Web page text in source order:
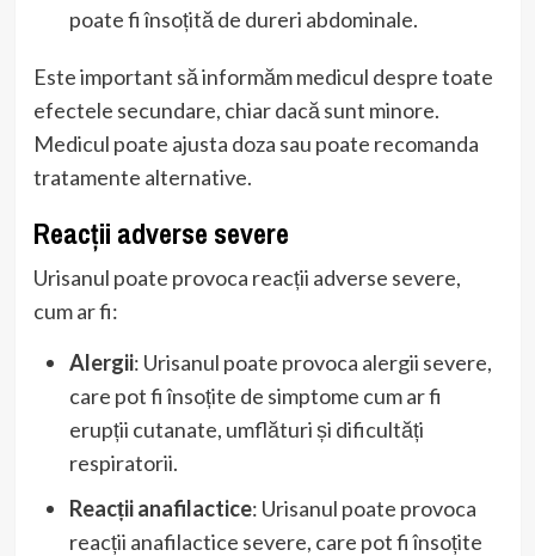
poate fi însoțită de dureri abdominale.
Este important să informăm medicul despre toate
efectele secundare, chiar dacă sunt minore.
Medicul poate ajusta doza sau poate recomanda
tratamente alternative.
Reacții adverse severe
Urisanul poate provoca reacții adverse severe,
cum ar fi:
Alergii: Urisanul poate provoca alergii severe,
care pot fi însoțite de simptome cum ar fi
erupții cutanate, umflături și dificultăți
respiratorii.
Reacții anafilactice: Urisanul poate provoca
reacții anafilactice severe, care pot fi însoțite